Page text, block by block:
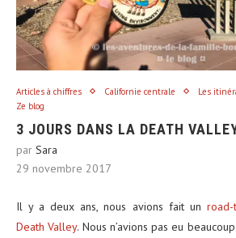
Articles à chiffres Californie centrale
Les
Ze blog
3 JOURS DANS LA DEATH
par Sara
29 novembre 2017
Il y a deux ans, nous avions fait un
Death Valley. Nous n’avions pas eu